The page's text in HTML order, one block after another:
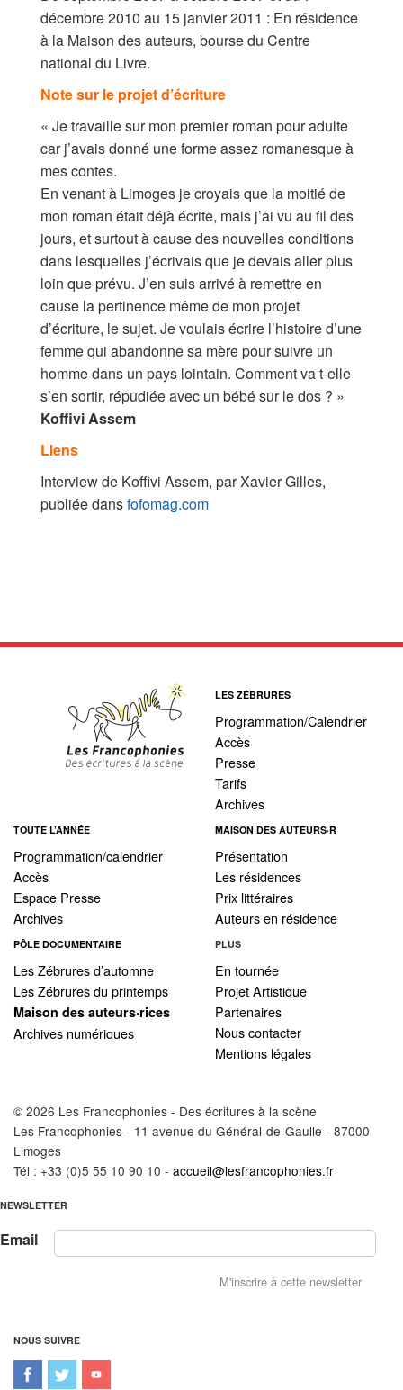
décembre 2010 au 15 janvier 2011 : En résidence
à la Maison des auteurs, bourse du Centre
national du Livre.
Note sur le projet d’écriture
« Je travaille sur mon premier roman pour adulte
car j’avais donné une forme assez romanesque à
mes contes.
En venant à Limoges je croyais que la moitié de
mon roman était déjà écrite, mais j’ai vu au fil des
jours, et surtout à cause des nouvelles conditions
dans lesquelles j’écrivais que je devais aller plus
loin que prévu. J’en suis arrivé à remettre en
cause la pertinence même de mon projet
d’écriture, le sujet. Je voulais écrire l’histoire d’une
femme qui abandonne sa mère pour suivre un
homme dans un pays lointain. Comment va t-elle
s’en sortir, répudiée avec un bébé sur le dos ? »
Koffivi Assem
Liens
Interview de Koffivi Assem, par Xavier Gilles,
publiée dansfofomag.com
LES ZÉBRURES
Programmation/Calendrier
Accès
Presse
Tarifs
Archives
TOUTE L’ANNÉE
Programmation/calendrier
Accès
Espace Presse
Archives
MAISON DES AUTEURS·R
Présentation
Les résidences
Prix littéraires
Auteurs en résidence
PÔLE DOCUMENTAIRE
Les Zébrures d’automne
Les Zébrures du printemps
Maison des auteurs·rices
Archives numériques
PLUS
En tournée
Projet Artistique
Partenaires
Nous contacter
Mentions légales
© 2026 Les Francophonies - Des écritures à la scène
Les Francophonies - 11 avenue du Général-de-Gaulle - 87000
Limoges
Tél : +33 (0)5 55 10 90 10 - accueil@lesfrancophonies.fr
NEWSLETTER
Email
NOUS SUIVRE